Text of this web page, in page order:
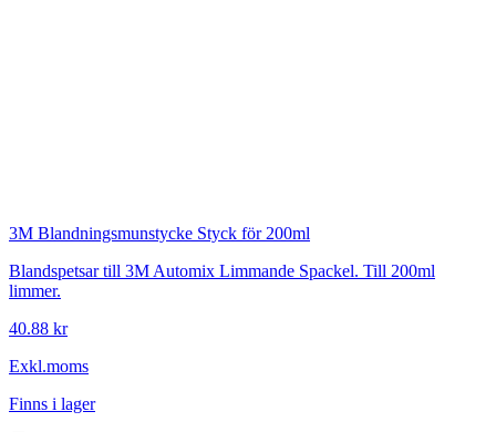
3M Blandningsmunstycke Styck för 200ml
Blandspetsar till 3M Automix Limmande Spackel. Till 200ml
limmer.
40.88 kr
Exkl.moms
Finns i lager